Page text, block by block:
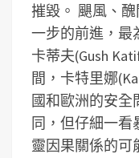
摧毀。 颶風、
一步的前進，最
卡蒂夫(Gush
間，卡特里娜
國和歐洲的安全
同，但仔細一看
靈因果關係的可